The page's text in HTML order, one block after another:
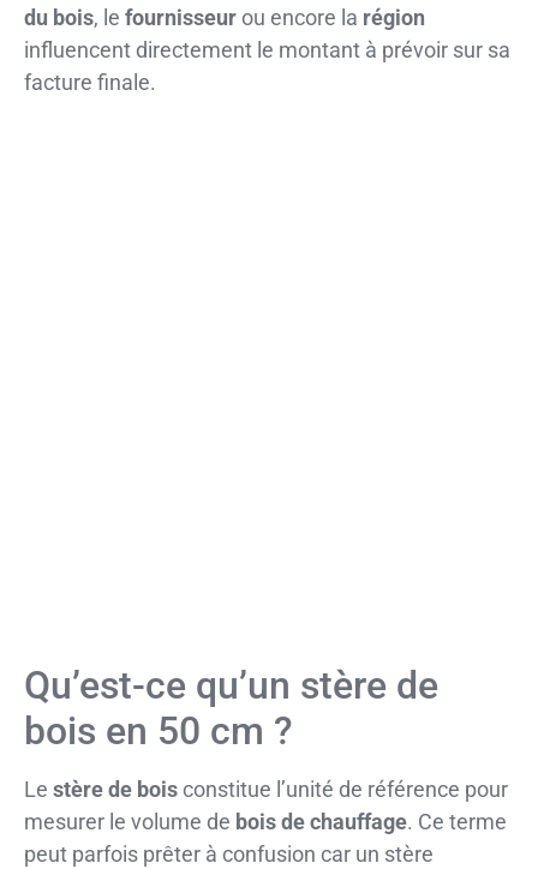
du bois, le fournisseur ou encore la région
influencent directement le montant à prévoir sur sa
facture finale.
Qu’est-ce qu’un stère de
bois en 50 cm ?
Le stère de boisconstitue l’unité de référence pour
mesurer le volume de bois de chauffage. Ce terme
peut parfois prêter à confusion car un stère